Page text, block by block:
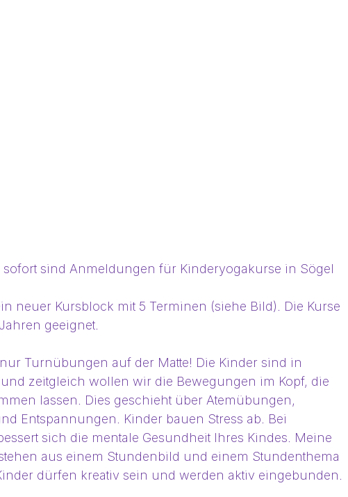
sofort sind Anmeldungen für Kinderyogakurse in Sögel
neuer Kursblock mit 5 Terminen (siehe Bild). Die Kurse
geeignet.
Turnübungen auf der Matte! Die Kinder sind in
zeitgleich wollen wir die Bewegungen im Kopf, die
lassen. Dies geschieht über Atemübungen,
Entspannungen. Kinder bauen Stress ab. Bei
sich die mentale Gesundheit Ihres Kindes. Meine
aus einem Stundenbild und einem Stundenthema
dürfen kreativ sein und werden aktiv eingebunden.